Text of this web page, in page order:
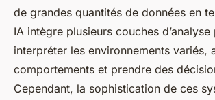
de grandes quantités de données en
IA intègre plusieurs couches d’analyse
interpréter les environnements variés,
comportements et prendre des
Cependant, la sophistication de ces